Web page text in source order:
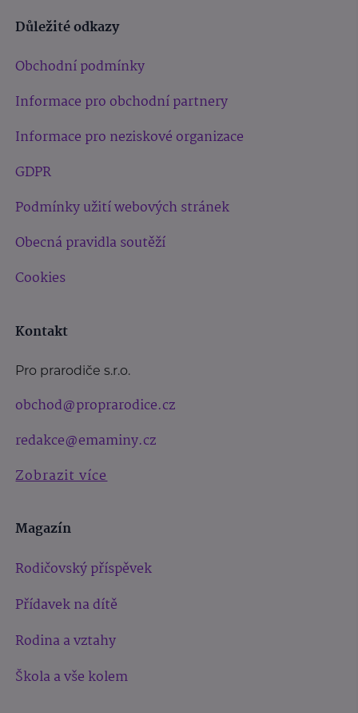
Důležité odkazy
Obchodní podmínky
Informace pro obchodní partnery
Informace pro neziskové organizace
GDPR
Podmínky užití webových stránek
Obecná pravidla soutěží
Cookies
Kontakt
Pro prarodiče s.r.o.
obchod@proprarodice.cz
redakce@emaminy.cz
Zobrazit více
Magazín
Rodičovský příspěvek
Přídavek na dítě
Rodina a vztahy
Škola a vše kolem